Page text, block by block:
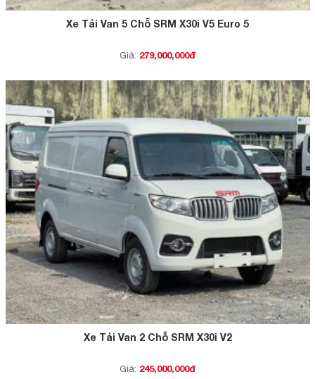
Xe Tải Van 5 Chỗ SRM X30i V5 Euro 5
Giá: 279,000,000đ
Xe Tải Van 2 Chỗ SRM X30i V2
Giá: 245,000,000đ